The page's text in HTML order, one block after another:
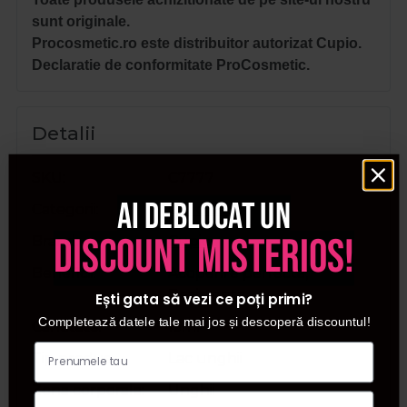
sunt originale.
Procosmetic.ro este distribuitor autorizat Cupio.
Declaratie de conformitate ProCosmetic.
Detalii
Oja clasica
Brand
Cupio
Beneficii
Acoperire perfecta,
Rezistenta
Cantitate
15ml
Tip produs
Zona corporala
Unghii
Ai deblocat un
discount misterios!
Ești gata să vezi ce poți primi?
Completează datele tale mai jos și descoperă discountul!